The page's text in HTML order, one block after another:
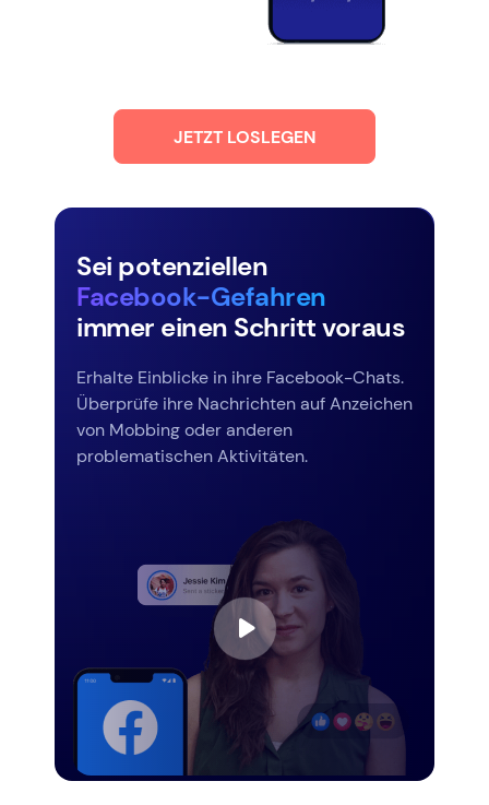
JETZT LOSLEGEN
Sei potenziellen
Facebook-Gefahren
immer einen Schritt voraus
Erhalte Einblicke in ihre Facebook-Chats.
Überprüfe ihre Nachrichten auf Anzeichen
von Mobbing oder anderen
problematischen Aktivitäten.